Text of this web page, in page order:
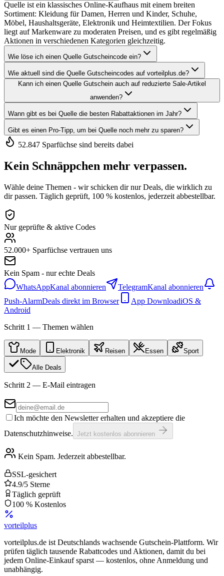
Quelle ist ein klassisches Online-Kaufhaus mit einem breiten
Sortiment: Kleidung für Damen, Herren und Kinder, Schuhe,
Möbel, Haushaltsgeräte, Elektronik und Heimtextilien. Der Fokus
liegt auf Markenware zu moderaten Preisen, und es gibt regelmäßig
Aktionen in verschiedenen Kategorien gleichzeitig.
Wie löse ich einen Quelle Gutscheincode ein?
Wie aktuell sind die Quelle Gutscheincodes auf vorteilplus.de?
Kann ich einen Quelle Gutschein auch auf reduzierte Sale-Artikel
anwenden?
Wann gibt es bei Quelle die besten Rabattaktionen im Jahr?
Gibt es einen Pro-Tipp, um bei Quelle noch mehr zu sparen?
52.847 Sparfüchse sind bereits dabei
Kein Schnäppchen mehr verpassen.
Wähle deine Themen - wir schicken dir nur Deals, die wirklich zu
dir passen. Täglich geprüft, 100 % kostenlos, jederzeit abbestellbar.
Nur geprüfte & aktive Codes
52.000+ Sparfüchse vertrauen uns
Kein Spam - nur echte Deals
WhatsAppKanal abonnieren TelegramKanal abonnieren
Push-AlarmDeals direkt im Browser App DownloadiOS &
Android
Schritt 1 — Themen wählen
Mode Elektronik Reisen Essen Sport
Alle Deals
Schritt 2 — E-Mail eintragen
Ich möchte den Newsletter erhalten und akzeptiere die
Datenschutzhinweise. Jetzt kostenlos abonnieren
Kein Spam. Jederzeit abbestellbar.
SSL-gesichert
4.9/5 Sterne
Täglich geprüft
100 % Kostenlos
vorteilplus
vorteilplus.de ist Deutschlands wachsende Gutschein-Plattform. Wir
prüfen täglich tausende Rabattcodes und Aktionen, damit du bei
jedem Online-Einkauf sparst — kostenlos, ohne Anmeldung und
unabhängig.